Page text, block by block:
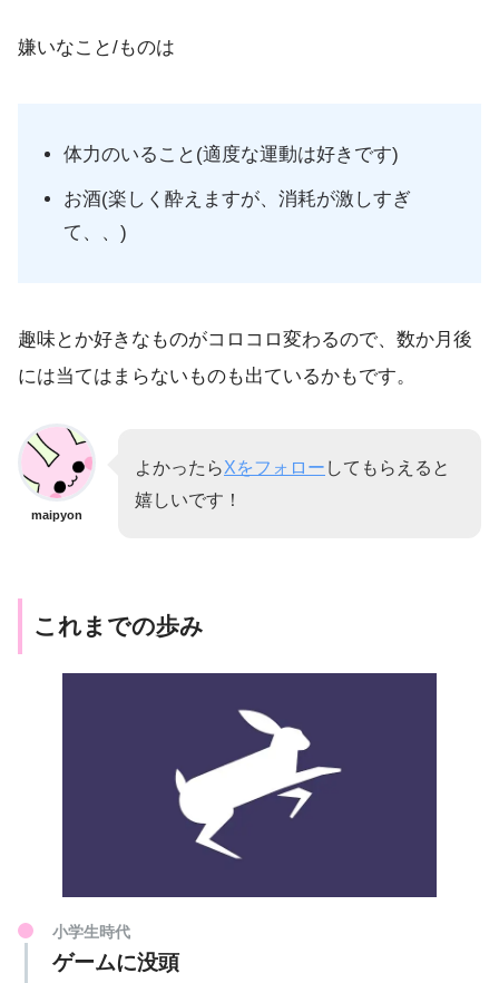
嫌いなこと/ものは
体力のいること(適度な運動は好きです)
お酒(楽しく酔えますが、消耗が激しすぎ
て、、)
趣味とか好きなものがコロコロ変わるので、数か月後
には当てはまらないものも出ているかもです。
maipyon
よかったらXをフォロー してもらえると
嬉しいです！
これまでの歩み
小学生時代
ゲームに没頭